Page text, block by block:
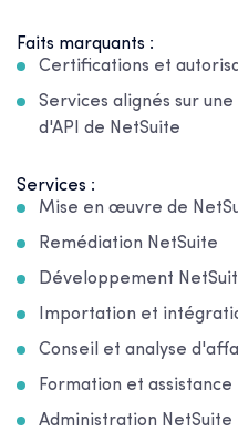
Faits marquants :
Certifications et
Services alignés sur
d'API de NetSuite
Services :
Mise en œuvre de
Remédiation NetSuite
Développement
Importation et
Conseil et analyse
Formation et assistance
Administration NetSuite